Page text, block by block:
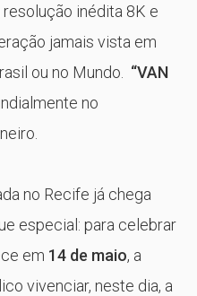
inédita 8K e
jamais vista em
ou no Mundo. “VAN
no
no Recife já chega
especial: para celebrar
em 14 de maio, a
vivenciar, neste dia, a